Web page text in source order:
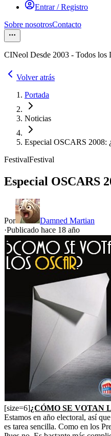
Entrar / Registro
Sobre nosotrosContacto
CINeol Desde 2003 - Todos los
Volver atrás
Portada
Noticias
Especial OSCARS 2008:
FestivalFestival
Especial OSCARS
Por
Damned Martian
·Publicado hace 18 año
[size=6]¿CÓMO SE VOTAN
Estamos en año electoral, así
es tarea sencilla. Como en los